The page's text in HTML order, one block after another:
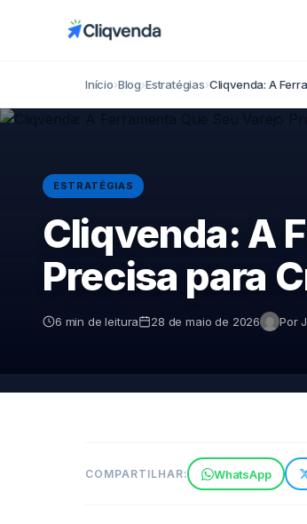
Início›Blog›Estratégias›Cliqvenda: A
ESTRATÉGIAS
Cliqvenda: A
Precisa para
6 min de leitura 28 de maio de 2026 Por
COMPARTILHAR: WhatsApp